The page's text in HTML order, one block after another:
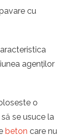
cu
agenților
o
se usuce la
beton care nu